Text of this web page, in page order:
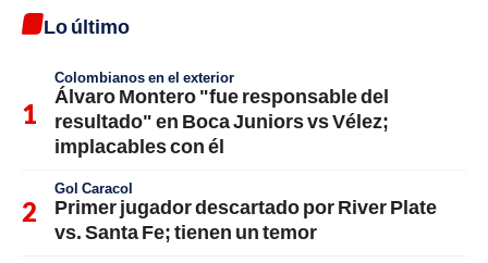
Lo último
Colombianos en el exterior
Álvaro Montero "fue responsable del
resultado" en Boca Juniors vs Vélez;
implacables con él
Gol Caracol
Primer jugador descartado por River Plate
vs. Santa Fe; tienen un temor